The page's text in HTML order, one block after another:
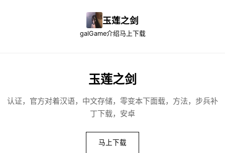
玉莲之剑
galGame介绍马上下载
玉莲之剑
认证，官方对着汉语，中文存储，零变本下面载，方法，步兵补
丁下载，安卓
马上下载